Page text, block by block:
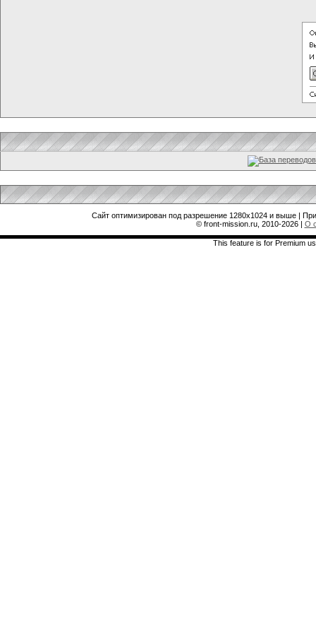
Сайт оптимизирован под разрешение 1280x1024 и выше |
© front-mission.ru, 2010-2026| О
This feature is for Premium